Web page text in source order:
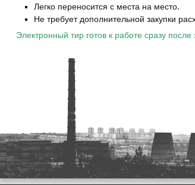
Легко переносится с места на место.
Не требует дополнительной закупки
Электронный тир готов к работе сразу после